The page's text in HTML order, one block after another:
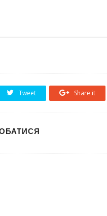
Tweet Share it